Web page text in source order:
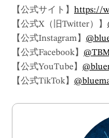
【公式サイト】 https://
【公式X（旧Twitter）】
【公式Instagram】
【公式Facebook】
【公式YouTube】
【公式TikTok】